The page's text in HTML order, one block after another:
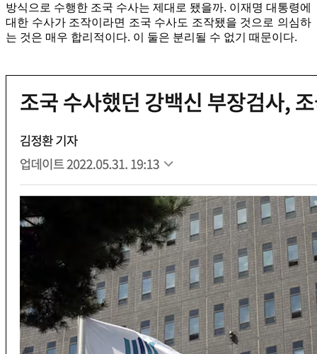
방식으로 수행한 조국 수사는 제대로 됐을까. 이재명 대통령에
대한 수사가 조작이라면 조국 수사도 조작됐을 것으로 의심하
는 것은 매우 합리적이다. 이 둘은 분리될 수 없기 때문이다.